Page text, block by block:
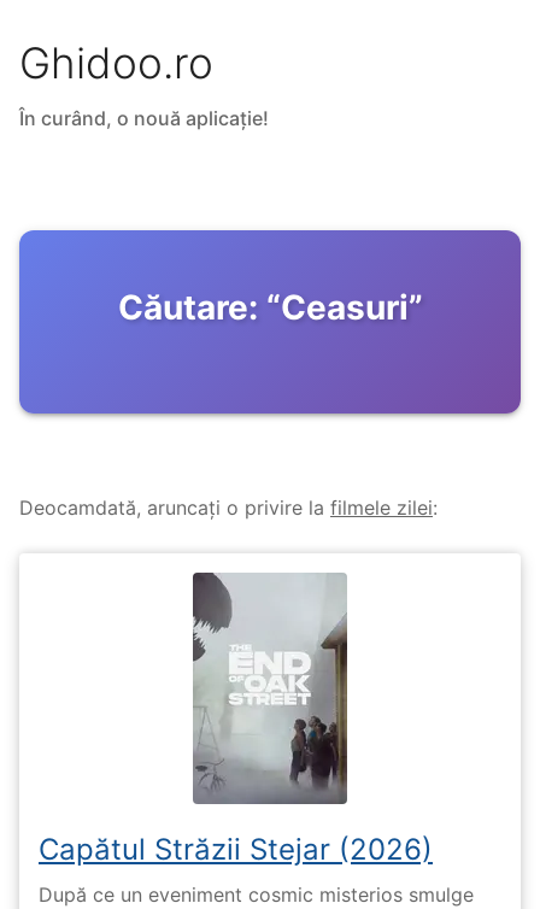
Ghidoo.ro
În curând, o nouă aplicație!
Căutare: “Ceasuri”
Deocamdată, aruncați o privire la filmele zilei:
Capătul Străzii Stejar (2026)
După ce un eveniment cosmic misterios smulge